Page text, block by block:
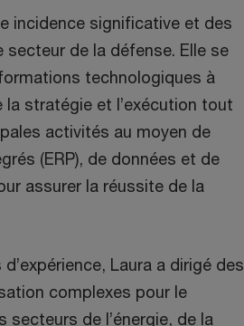
incidence significative et des
de la défense. Elle se
technologiques à
la stratégie et l’exécution tout
activités au moyen de
(ERP), de données et de
assurer la réussite de la
Laura a dirigé des
complexes pour le
secteurs de l’énergie, de la